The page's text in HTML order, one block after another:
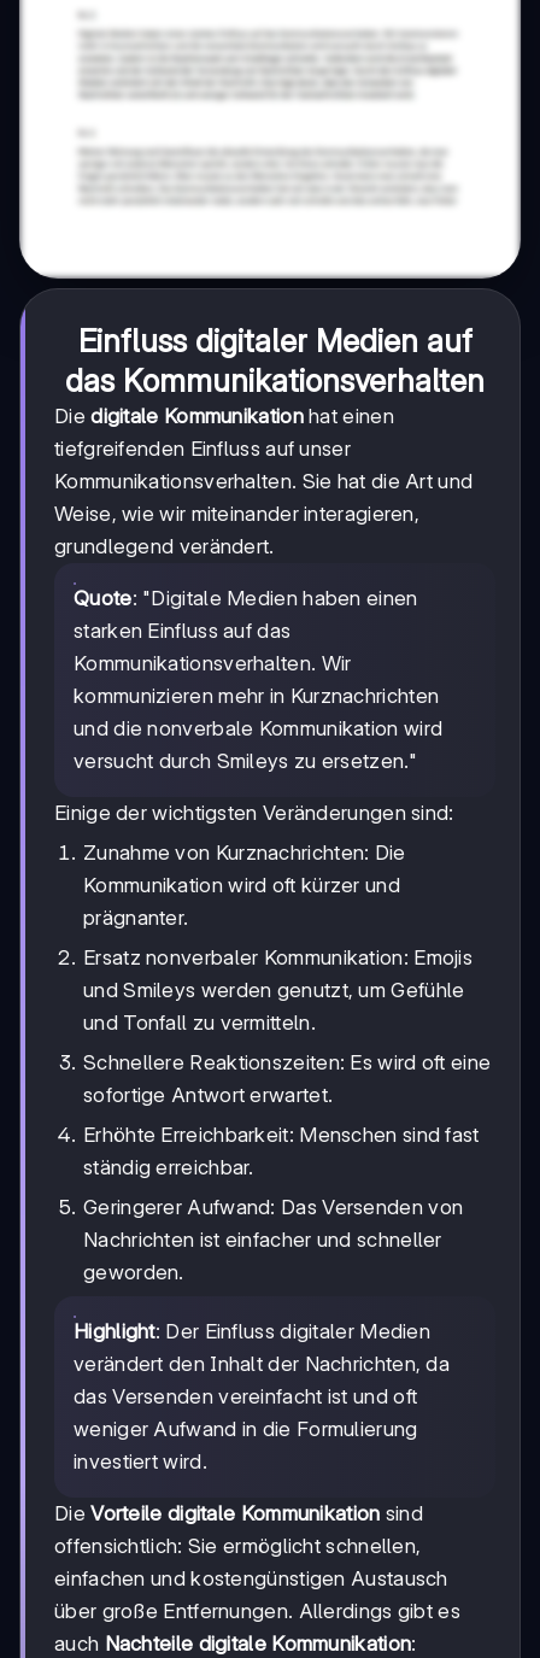
Einfluss digitaler Medien auf
das Kommunikationsverhalten
Diedigitale Kommunikationhat einen
tiefgreifenden Einfluss auf unser
Kommunikationsverhalten. Sie hat die Art und
Weise, wie wir miteinander interagieren,
grundlegend verändert.
Quote: "Digitale Medien haben einen
starken Einfluss auf das
Kommunikationsverhalten. Wir
kommunizieren mehr in Kurznachrichten
und die nonverbale Kommunikation wird
versucht durch Smileys zu ersetzen."
Einige der wichtigsten Veränderungen sind:
Zunahme von Kurznachrichten: Die
Kommunikation wird oft kürzer und
prägnanter.
Ersatz nonverbaler Kommunikation: Emojis
und Smileys werden genutzt, um Gefühle
und Tonfall zu vermitteln.
Schnellere Reaktionszeiten: Es wird oft eine
sofortige Antwort erwartet.
Erhöhte Erreichbarkeit: Menschen sind fast
ständig erreichbar.
Geringerer Aufwand: Das Versenden von
Nachrichten ist einfacher und schneller
geworden.
Highlight: Der Einfluss digitaler Medien
verändert den Inhalt der Nachrichten, da
das Versenden vereinfacht ist und oft
weniger Aufwand in die Formulierung
investiert wird.
DieVorteile digitale Kommunikation sind
offensichtlich: Sie ermöglicht schnellen,
einfachen und kostengünstigen Austausch
über große Entfernungen. Allerdings gibt es
auch Nachteile digitale Kommunikation: